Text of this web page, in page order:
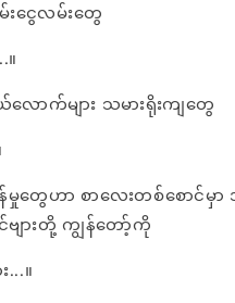
းငွေလမ်းတွေ
။
လောက်များ သမားရိုးကျတွေ
မှုတွေဟာ စာလေးတစ်စောင်မှ
ျားတို့ ကျွန်တော့်ကို
။